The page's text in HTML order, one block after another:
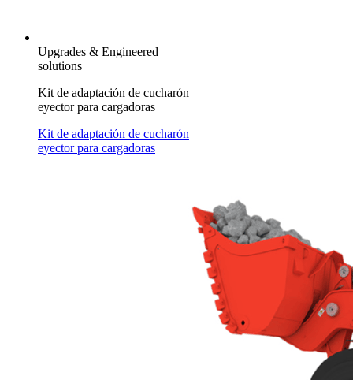
Upgrades & Engineered
solutions
Kit de adaptación de cucharón
eyector para cargadoras
Kit de adaptación de cucharón
eyector para cargadoras